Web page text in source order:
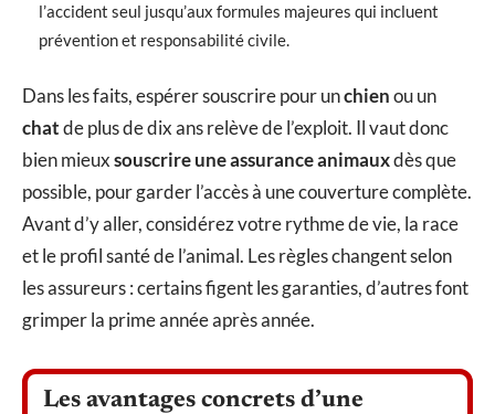
l’accident seul jusqu’aux formules majeures qui incluent
prévention et responsabilité civile.
Dans les faits, espérer souscrire pour unchienou un
chatde plus de dix ans relève de l’exploit. Il vaut donc
bien mieuxsouscrire une assurance animauxdès que
possible, pour garder l’accès à une couverture complète.
Avant d’y aller, considérez votre rythme de vie, la race
et le profil santé de l’animal. Les règles changent selon
les assureurs : certains figent les garanties, d’autres font
grimper la prime année après année.
Les avantages concrets d’une